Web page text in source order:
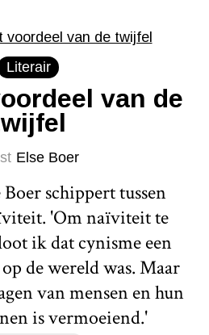
Literair
van de
Else Boer
Boer schippert tussen
'Om naïviteit te
ik dat cynisme een
de wereld was. Maar
van mensen en hun
is vermoeiend.'